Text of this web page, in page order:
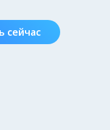
сейчас